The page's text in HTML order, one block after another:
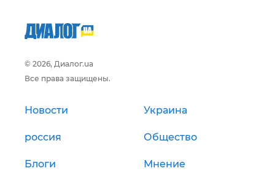
© 2026, Диалог.ua
Все права защищены.
Новости Украина
россия Общество
Блоги Мнение